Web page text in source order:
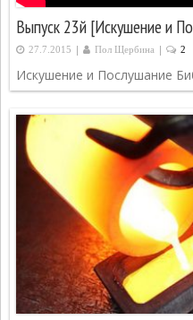
Выпуск 23й [Искушение и
27.7.2015 | Пол Щербина | 2
Искушение и Послушание